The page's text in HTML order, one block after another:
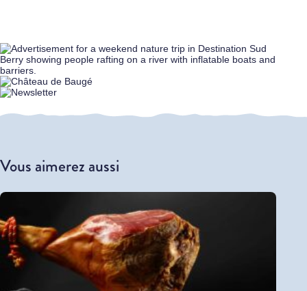
Vous aimerez aussi